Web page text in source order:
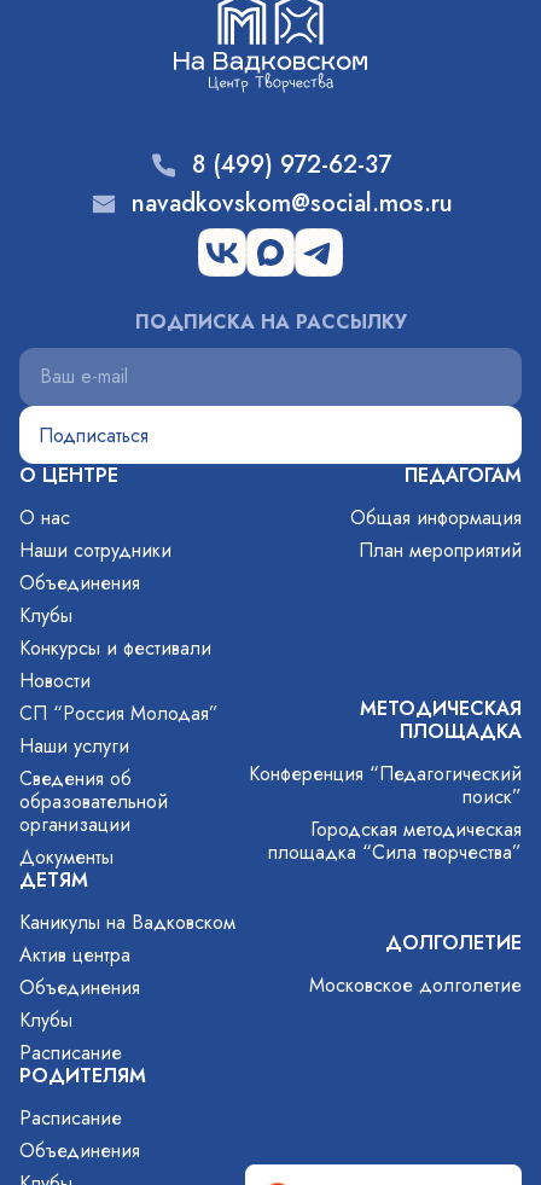
О ЦЕНТРЕ
О нас
Наши сотрудники
Объединения
Клубы
Конкурсы и фестивали
Новости
СП “Россия Молодая”
Наши услуги
Сведения об
образовательной
организации
Документы
ДЕТЯМ
Каникулы на Вадковском
Актив центра
Объединения
Клубы
Расписание
РОДИТЕЛЯМ
Расписание
Объединения
ПЕДАГОГАМ
Общая информация
План мероприятий
МЕТОДИЧЕСКАЯ
ПЛОЩАДКА
Конференция “Педагогический
поиск”
Городская методическая
площадка “Сила творчества”
ДОЛГОЛЕТИЕ
Московское долголетие
8 (499) 972-62-37
navadkovskom@social.mos.ru
ПОДПИСКА НА РАССЫЛКУ